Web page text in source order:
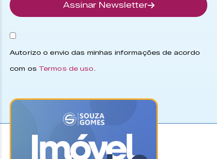
Assinar Newsletter
Autorizo o envio das minhas informações de acordo
com os Termos de uso